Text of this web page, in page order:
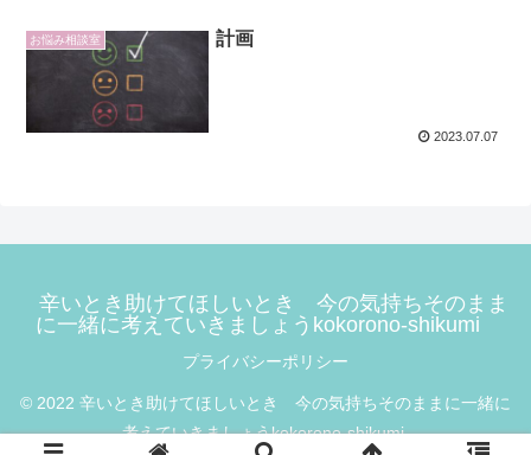
お悩み相談室 計画
2023.07.07
辛いとき助けてほしいとき 今の気持ちそのまま
に一緒に考えていきましょうkokorono-shikumi
プライバシーポリシー
© 2022 辛いとき助けてほしいとき 今の気持ちそのままに一緒に
考えていきましょうkokorono-shikumi.